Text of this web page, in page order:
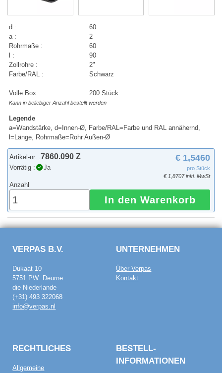
d :
60
a :
2
Rohrmaße :
60
l :
90
Zollrohre :
2"
Farbe/RAL :
Schwarz
Volle Box : 200 Stück
Kann in beliebiger Anzahl bestellt werden
Legende
a=Wandstärke, d=Innen-Ø, Farbe/RAL=Farbe und RAL annähernd,
l=Länge, Rohrmaße=Rohr Außen-Ø
Artikel-nr. :7860.090 Z
Vorrätig : Ja
€ 1,5460
pro Stück
€ 1,8707 inkl. MwSt
Anzahl
In den Warenkorb
VERPAS B.V.
Dukaat 10
5751 PW Deurne
die Niederlande
(+31) 493 322068
info@verpas.nl
UNTERNEHMEN
Über Verpas
Kontakt
RECHTLICHES
Allgemeine
BESTELL­
INFORMATIONEN